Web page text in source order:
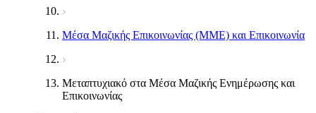
Μέσα Μαζικής Επικοινωνίας (ΜΜΕ) και Επικοινωνία
Μεταπτυχιακό στα Μέσα Μαζικής Ενημέρωσης και
Επικοινωνίας